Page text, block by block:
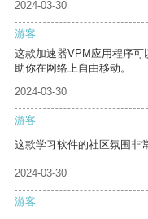
2024-03-30
游客
这款加速器VPM应用程序
助你在网络上自由移动。
2024-03-30
游客
这款学习软件的社区氛围非
2024-03-30
游客